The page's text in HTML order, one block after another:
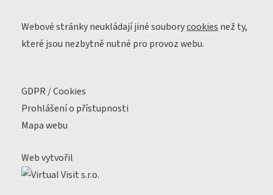
Webové stránky neukládají jiné souborycookies než ty,
které jsou nezbytně nutné pro provoz webu.
GDPR / Cookies
Prohlášení o přístupnosti
Mapa webu
Web vytvořil